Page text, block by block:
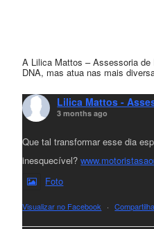
A Lilica Mattos – Assessoria
DNA, mas atua nas mais
Lilica Mattos -
3 months ago
Que tal transformar esse dia
inesquecível?
Foto
Visualizar no Facebook ·